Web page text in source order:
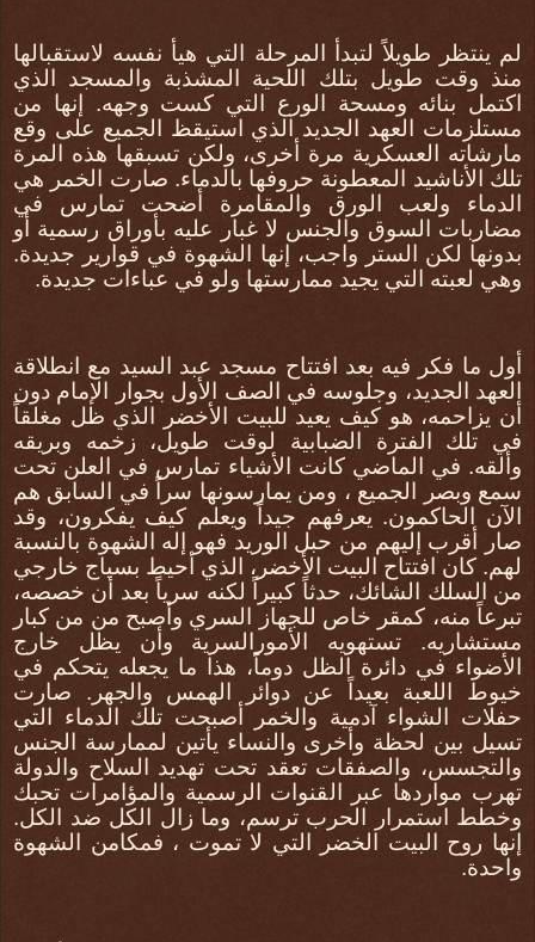
لم ينتظر طويلاً لتبدأ المرحلة التي هيأ نفسه لاستقبالها
منذ وقت طويل بتلك اللحية المشذبة والمسجد الذي
اكتمل بنائه ومسحة الورع التي كست وجهه. إنها من
مستلزمات العهد الجديد الذي استيقظ الجميع على وقع
مارشاته العسكرية مرة أخرى، ولكن تسبقها هذه المرة
تلك الأناشيد المعطونة حروفها بالدماء. صارت الخمر هي
الدماء ولعب الورق والمقامرة أضحت تمارس في
مضاربات السوق والجنس لا غبار عليه بأوراق رسمية أو
بدونها لكن الستر واجب، إنها الشهوة في قوارير جديدة.
وهي لعبته التي يجيد ممارستها ولو في عباءات جديدة.
أول ما فكر فيه بعد افتتاح مسجد عبد السيد مع انطلاقة
العهد الجديد، وجلوسه في الصف الأول بجوار الإمام دون
أن يزاحمه، هو كيف يعيد للبيت الأخضر الذي ظل مغلقاً
في تلك الفترة الضبابية لوقت طويل، زخمه وبريقه
وألقه. في الماضي كانت الأشياء تمارس في العلن تحت
سمع وبصر الجميع ، ومن يمارسونها سراً في السابق هم
الآن الحاكمون. يعرفهم جيداً ويعلم كيف يفكرون، وقد
صار أقرب إليهم من حبل الوريد فهو إله الشهوة بالنسبة
لهم. كان افتتاح البيت الأخضر، الذي أحيط بسياج خارجي
من السلك الشائك، حدثاً كبيراً لكنه سرياً بعد أن خصصه،
تبرعاً منه، كمقر خاص للجهاز السري وأصبح من من كبار
مستشاريه. تستهويه الأمورالسرية وأن يظل خارج
الأضواء في دائرة الظل دوماً، هذا ما يجعله يتحكم في
خيوط اللعبة بعيداً عن دوائر الهمس والجهر. صارت
حفلات الشواء آدمية والخمر أصبحت تلك الدماء التي
تسيل بين لحظة وأخرى والنساء يأتين لممارسة الجنس
والتجسس، والصفقات تعقد تحت تهديد السلاح والدولة
تهرب مواردها عبر القنوات الرسمية والمؤامرات تحبك
وخطط استمرار الحرب ترسم، وما زال الكل ضد الكل.
إنها روح البيت الخضر التي لا تموت ، فمكامن الشهوة
واحدة.